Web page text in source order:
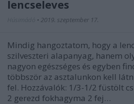
lencseleves
• 2019. szeptember 17.
Mindig hangoztatom, hogy a
szilveszteri alapanyag, hanem
nagyon egészséges és egyben
többször az asztalunkon kell
fel. Hozzávalók: 1/3-1/2 füstölt
2 gerezd fokhagyma 2 fej…